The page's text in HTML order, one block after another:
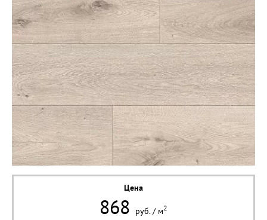
Цена
868 руб./ м2